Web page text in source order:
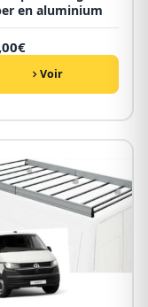
en aluminium
€
Voir